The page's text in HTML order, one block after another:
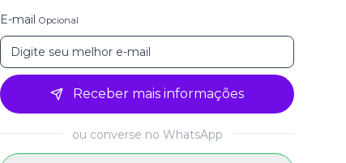
E-mail Opcional
Receber mais informações
ou converse no WhatsApp